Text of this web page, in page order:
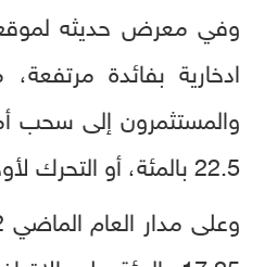
وفي معرض حديثه لموقع
والمستثمرون إلى سحب
22.5 بالمئة، أو التحرك لأوجه استثمار أخرى مثل الدولار